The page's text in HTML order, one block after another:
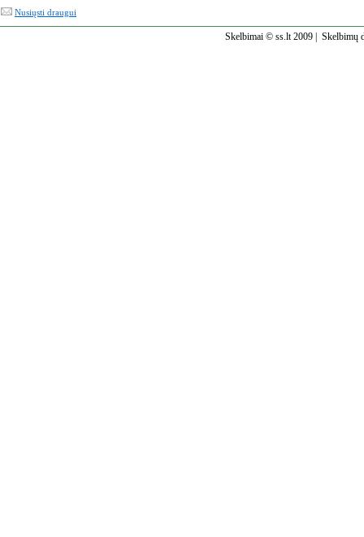
Nusiųsti draugui
Skelbimai © ss.lt 2009 | Skelbimų